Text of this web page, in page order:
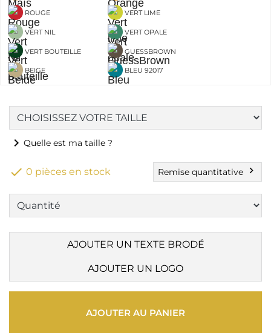
ROUGE VERT LIME
VERT NIL VERT OPALE
VERT BOUTEILLE GUESSBROWN
BEIGE BLEU 92017
chevron_right Quelle est ma taille ?
 0 pièces en stock Remise quantitative chevron_right
AJOUTER UN TEXTE BRODÉ
AJOUTER UN LOGO
AJOUTER AU PANIER